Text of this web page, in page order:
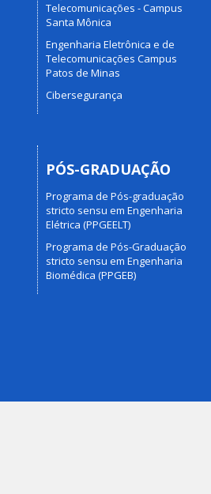
Telecomunicações - Campus
Santa Mônica
Engenharia Eletrônica e de
Telecomunicações Campus
Patos de Minas
Cibersegurança
PÓS-GRADUAÇÃO
Programa de Pós-graduação
stricto sensu em Engenharia
Elétrica (PPGEELT)
Programa de Pós-Graduação
stricto sensu em Engenharia
Biomédica (PPGEB)